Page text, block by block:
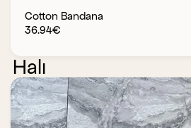
Cotton Bandana
36.94€
Halı